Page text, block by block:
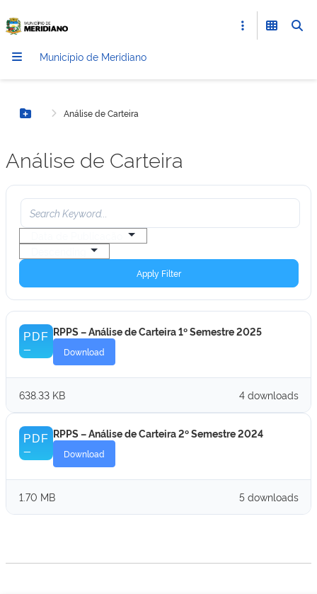
Município de Meridiano
Botão MenuAnálise de Carteira
Análise de Carteira
Apply Filter
RPPS – Análise de Carteira 1º Semestre 2025
Download
4 downloads
638.33 KB
RPPS – Análise de Carteira 2º Semestre 2024
Download
5 downloads
1.70 MB